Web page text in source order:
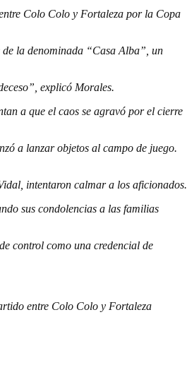
Colo Colo y Fortaleza por la Copa
la denominada “Casa Alba”, un
explicó Morales.
a que el caos se agravó por el cierre
a lanzar objetos al campo de juego.
intentaron calmar a los aficionados.
sus condolencias a las familias
control como una credencial de
entre Colo Colo y Fortaleza